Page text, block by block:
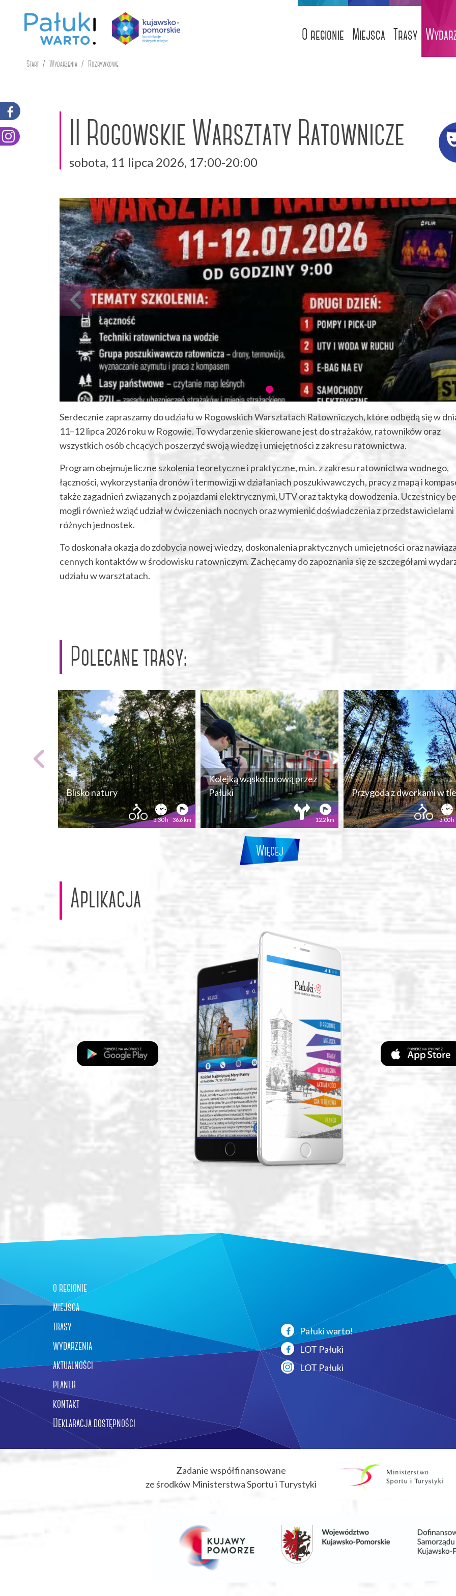
O regionie Miejsca Trasy
Start Wydarzenia Rozrywkowe
II Rogowskie Warsztaty Ratownicze
sobota, 11 lipca 2026, 17:00-20:00
Serdecznie zapraszamy do udziału w Rogowskich Warsztatach Ratowniczych, które odbędą się w
11–12 lipca 2026 roku w Rogowie. To wydarzenie skierowane jest do strażaków, ratowników oraz
wszystkich osób chcących poszerzyć swoją wiedzę i umiejętności z zakresu ratownictwa.
Program obejmuje liczne szkolenia teoretyczne i praktyczne, m.in. z zakresu ratownictwa wodnego,
łączności, wykorzystania dronów i termowizji w działaniach poszukiwawczych, pracy z mapą i
także zagadnień związanych z pojazdami elektrycznymi, UTV oraz taktyką dowodzenia. Uczestnicy
mogli również wziąć udział w ćwiczeniach nocnych oraz wymienić doświadczenia z przedstawicielami
różnych jednostek.
To doskonała okazja do zdobycia nowej wiedzy, doskonalenia praktycznych umiejętności oraz
cennych kontaktów w środowisku ratowniczym. Zachęcamy do zapoznania się ze szczegółami
udziału w warsztatach.
Polecane trasy:
Blisko natury
3:30 h 36.6 km
Kolejką wąskotorową przez
Pałuki
12.2 km
Przygoda z dworkami w tle
3:00 h
Więcej
Aplikacja
o regionie
miejsca
trasy
wydarzenia
aktualności
planer
kontakt
Deklaracja dostępności
Pałuki warto!
LOT Pałuki
LOT Pałuki
Zadanie współfinansowane
ze środków Ministerstwa Sportu i Turystyki